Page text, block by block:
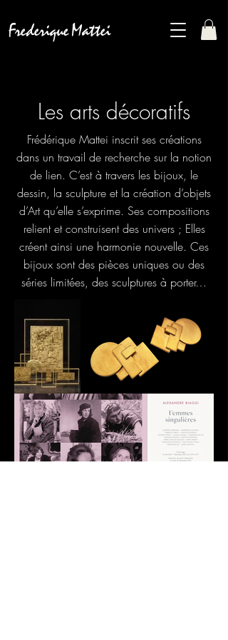
Frederique Mattei
Les arts décoratifs
Frédérique Mattei inscrit ses créations
dans un travail de recherche sur la notion
de lien. C’est à travers les bijoux, le
dessin, la sculpture et la création d’objets
d’Art qu’elle s’exprime. Ses compositions
relient et construisent des univers ; Elles
créent ainsi une harmonie nouvelle. Ces
bijoux sont des pièces uniques ou des
séries limitées, des sculptures à porter…